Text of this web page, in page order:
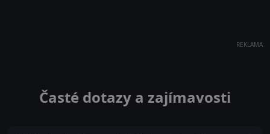
REKLAMA
Časté dotazy a zajímavosti